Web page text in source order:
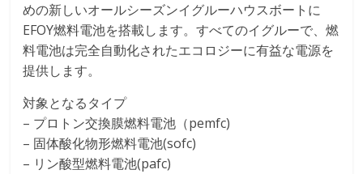
めの新しいオールシーズンイグルーハウスボートに
EFOY燃料電池を搭載します。すべてのイグルーで、燃
料電池は完全自動化されたエコロジーに有益な電源を
提供します。
対象となるタイプ
– プロトン交換膜燃料電池（pemfc)
– 固体酸化物形燃料電池(sofc)
– リン酸型燃料電池(pafc)